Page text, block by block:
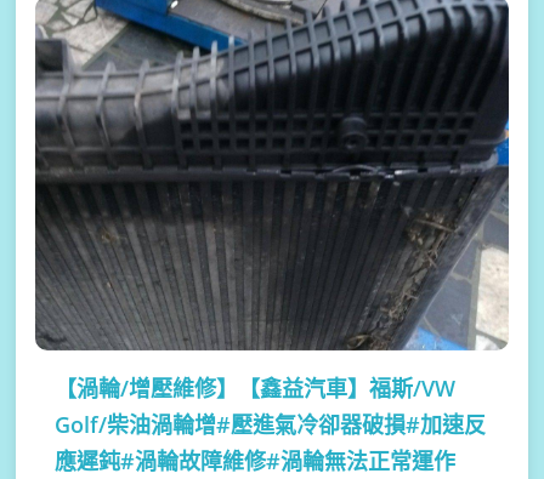
【渦輪/增壓維修】
【鑫益汽車】福斯/VW
Golf/柴油渦輪增#壓進氣冷卻器破損#加速反
應遲鈍#渦輪故障維修#渦輪無法正常運作